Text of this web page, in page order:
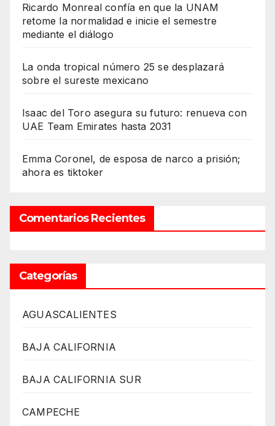
Ricardo Monreal confía en que la UNAM
retome la normalidad e inicie el semestre
mediante el diálogo
La onda tropical número 25 se desplazará
sobre el sureste mexicano
Isaac del Toro asegura su futuro: renueva con
UAE Team Emirates hasta 2031
Emma Coronel, de esposa de narco a prisión;
ahora es tiktoker
Comentarios Recientes
Categorías
AGUASCALIENTES
BAJA CALIFORNIA
BAJA CALIFORNIA SUR
CAMPECHE